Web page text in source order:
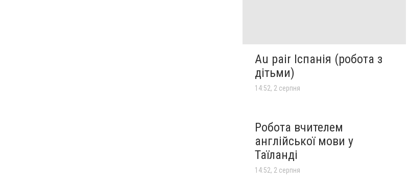
Au pair Іспанія (робота з
дітьми)
14:52, 2 серпня
Робота вчителем
англійської мови у
Таїланді
14:52, 2 серпня